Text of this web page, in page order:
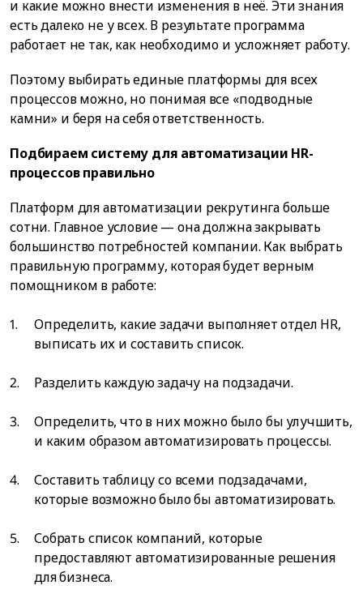
и какие можно внести изменения в неё. Эти знания
есть далеко не у всех. В результате программа
работает не так, как необходимо и усложняет работу.
Поэтому выбирать единые платформы для всех
процессов можно, но понимая все «подводные
камни» и беря на себя ответственность.
Подбираем систему для автоматизации HR-
процессов правильно
Платформ для автоматизации рекрутинга больше
сотни. Главное условие — она должна закрывать
большинство потребностей компании. Как выбрать
правильную программу, которая будет верным
помощником в работе:
Определить, какие задачи выполняет отдел HR,
выписать их и составить список.
Разделить каждую задачу на подзадачи.
Определить, что в них можно было бы улучшить,
и каким образом автоматизировать процессы.
Составить таблицу со всеми подзадачами,
которые возможно было бы автоматизировать.
Собрать список компаний, которые
предоставляют автоматизированные решения
для бизнеса.